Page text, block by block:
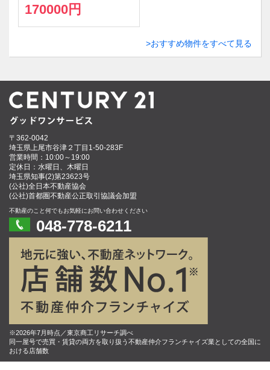
170000円
おすすめ物件をすべて見る
〒362-0042
埼玉県上尾市谷津２丁目1-50-283F
営業時間：10:00～19:00
定休日：水曜日、木曜日
埼玉県知事(2)第23623号
(公社)全日本不動産協会
(公社)首都圏不動産公正取引協議会加盟
不動産のこと何でもお気軽にお問い合わせください
048-778-6211
※2026年7月時点／東京商工リサーチ調べ
同一屋号で売買・賃貸の両方を取り扱う不動産仲介フランチャイズ業としての全国に
おける店舗数